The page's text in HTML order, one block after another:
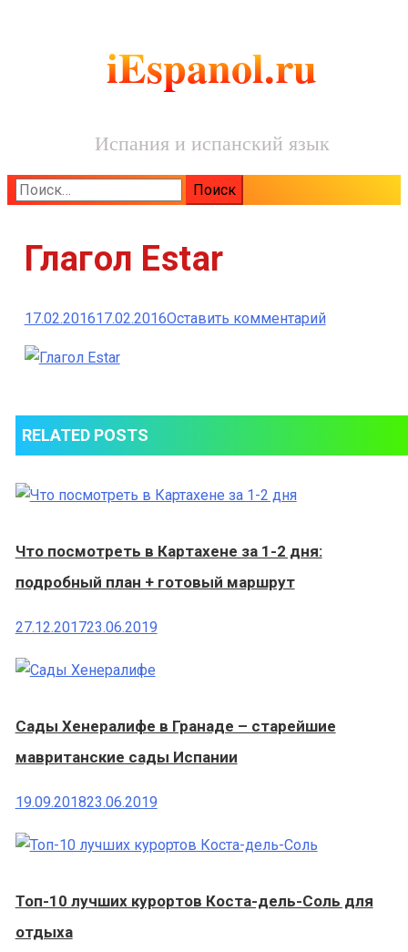
iEspanol.ru
Испания и испанский язык
Найти:
Глагол Estar
17.02.201617.02.2016Оставить комментарийк
RELATED POSTS
Что посмотреть в Картахене за 1-2 дня:
подробный план + готовый маршрут
27.12.201723.06.2019
Сады Хенералифе в Гранаде – старейшие
мавританские сады Испании
19.09.201823.06.2019
Топ-10 лучших курортов Коста-дель-Соль для
отдыха